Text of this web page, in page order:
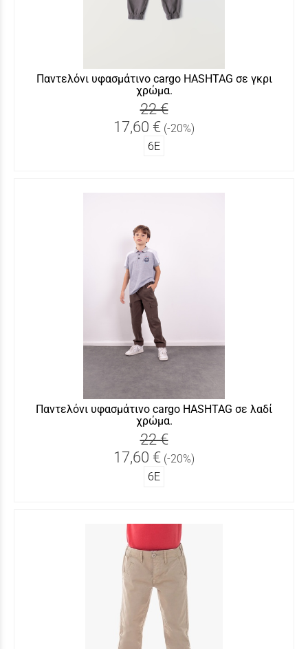
Παντελόνι υφασμάτινο cargo HASHTAG σε γκρι
χρώμα.
22 €
17,60 € (-20%)
6Ε
Παντελόνι υφασμάτινο cargo HASHTAG σε λαδί
χρώμα.
22 €
17,60 € (-20%)
6Ε